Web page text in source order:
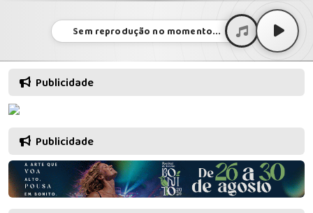
Sem reprodução no momento...
Publicidade
Publicidade